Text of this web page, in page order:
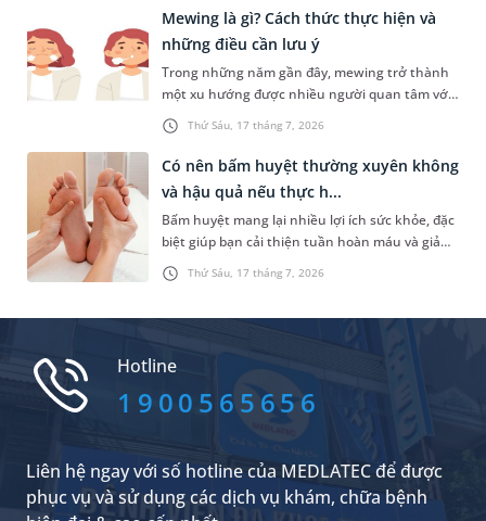
yếu tố tạo nên sự khác biệt. Đây cũng chính là
điều được phản ánh qua chỉ số AQ. Vậy chỉ số
AQ là gì, được xác định ra sao và làm thế nào để
cải thiện chỉ số này? Hãy cùng tìm hiểu trong
bài viết dưới đây.
Thứ Sáu, 17 tháng 7, 2026
Mewing là gì? Cách thức thực hiện và
những điều cần lưu ý
Trong những năm gần đây, mewing trở thành
một xu hướng được nhiều người quan tâm với
mục tiêu cải thiện đường nét khuôn mặt mà
không cần phẫu thuật. Vậy mewing là gì, hiệu
quả thực tế ra sao và cần lưu ý những gì để hạn
chế nguy cơ ảnh hưởng đến sức khỏe răng
hàm mặt?
Thứ Sáu, 17 tháng 7, 2026
Có nên bấm huyệt thường xuyên không
và hậu quả nếu thực h...
Bấm huyệt mang lại nhiều lợi ích sức khỏe, đặc
biệt giúp bạn cải thiện tuần hoàn máu và giảm
căng thẳng hiệu quả. Do đó, rất nhiều người đã
lựa chọn phương pháp chăm sóc sức khỏe tự
người quan tâm là có nên bấm huyệt thường
nào là hợp lý. Dưới đây là câu trả lời cụ thể.
Hotline
1900565656
Liên hệ ngay với số hotline của MEDLATEC để được
phục vụ và sử dụng các dịch vụ khám, chữa bệnh